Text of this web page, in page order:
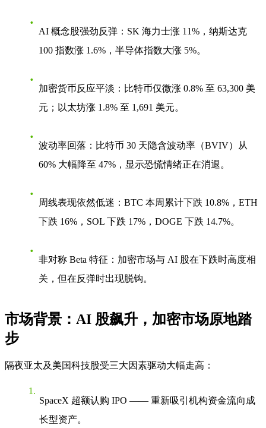
AI 概念股强劲反弹 ：SK 海力士涨 11%，纳斯达克
100 指数涨 1.6%，半导体指数大涨 5%。
加密货币反应平淡 ：比特币仅微涨 0.8% 至 63,300 美
元；以太坊涨 1.8% 至 1,691 美元。
波动率回落 ：比特币 30 天隐含波动率（BVIV）从
60% 大幅降至 47%，显示恐慌情绪正在消退。
周线表现依然低迷 ：BTC 本周累计下跌 10.8%，ETH
下跌 16%，SOL 下跌 17%，DOGE 下跌 14.7%。
非对称 Beta 特征 ：加密市场与 AI 股在下跌时高度相
关，但在反弹时出现脱钩。
市场背景：AI 股飙升，加密市场原地踏
步
隔夜亚太及美国科技股受三大因素驱动大幅走高：
SpaceX 超额认购 IPO —— 重新吸引机构资金流向成
长型资产。